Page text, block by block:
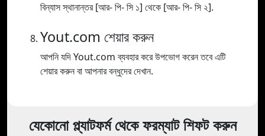
বিন্যাস স্থানান্তর [আর- পি- সি ১] থেকে [আর- পি- সি ২].
Yout.com শেয়ার করুন
আপনি যদি Yout.com ব্যবহার করে উপভোগ করেন তবে এটি
শেয়ার করুন বা আপনার বন্ধুদের দেখান.
যেকোনো প্ল্যাটফর্ম থেকে ফরম্যাট শিফট করুন